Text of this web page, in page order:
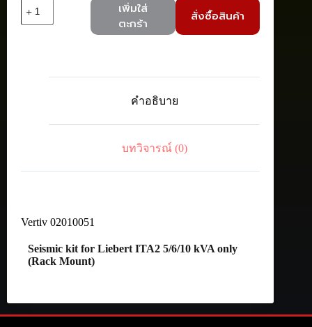
Vertiv
Liebert
เพิ่มใส่
ตะกร้า
สั่งซื้อสินค้า
คำอธิบาย
บทวิจารณ์ (0)
Vertiv 02010051
Seismic kit for Liebert ITA2 5/6/10 kVA only
(Rack Mount)